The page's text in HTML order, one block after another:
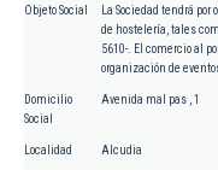
Objeto Social
La Sociedad tendrá
de hostelería, tales
5610-. El comercio al
organización de
Domicilio
Social
Avenida mal pas , 1
Localidad Alcudia